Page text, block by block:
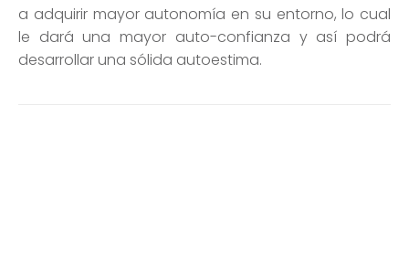
a adquirir mayor autonomía en su entorno, lo cual
le dará una mayor auto-confianza y así podrá
desarrollar una sólida autoestima.